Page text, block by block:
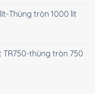
Thùng tròn 1000 lít
thùng tròn 750